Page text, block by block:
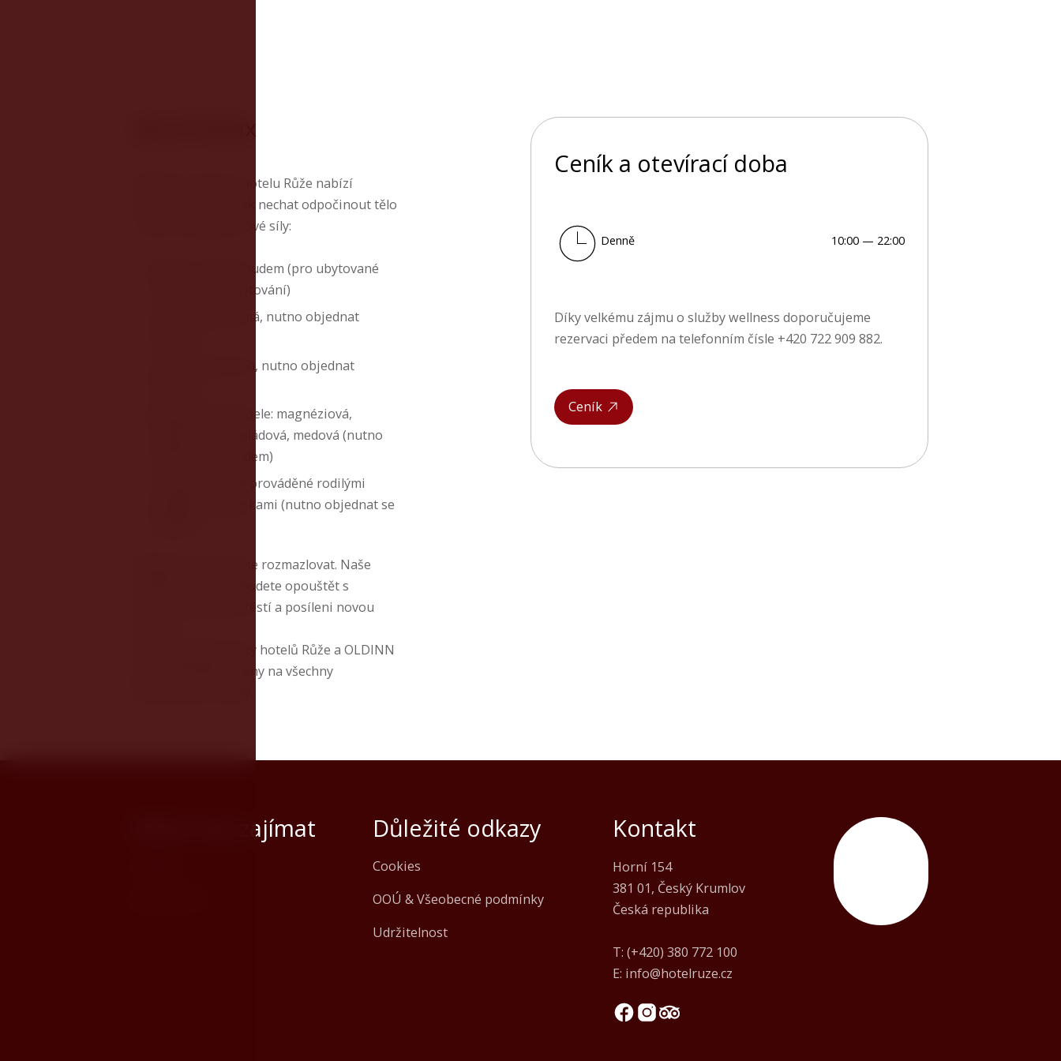
Spa & Relax
Wellness centrum hotelu Růže nabízí
mnoho způsobů, jak nechat odpočinout tělo
i mysl a načerpat nové síly:
Bazén s protiproudem (pro ubytované
hosty v ceně ubytování)
Vířivka (soukromá, nutno objednat
Sauna (soukromá, nutno objednat
Blahodárné koupele: magnéziová,
rašelinová, čokoládová, medová (nutno
objednat se předem)
Thajské masáže prováděné rodilými
thajskými masérkami (nutno objednat se
Relaxujte a nechte se rozmazlovat. Naše
wellness centrum budete opouštět s
pocitem svěžesti, štěstí a posíleni novou
Pro ubytované hosty hotelů Růže a OLDINN
platí zvýhodněné ceny na všechny
Ceník a otevírací doba
Denně 10:00 — 22:00
Díky velkému zájmu o služby wellness doporučujeme
rezervaci předem na telefonním čísle +420 722 909 882.
Ceník
Může Vás zajímat Důležité odkazy
Cookies
OOÚ & Všeobecné podmínky
Udržitelnost
Kontakt
Horní 154
381 01, Český Krumlov
Česká republika
T: (+420) 380 772 100
E: info@hotelruze.cz